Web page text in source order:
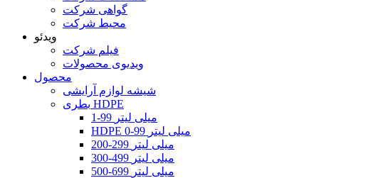
گواهی شرکت
محیط شرکت
ویدئو
فیلم شرکت
ویدیوی محصولات
محصول
شیشه لوازم آرایشی
بطری HDPE
1-99 میلی لیتر
HDPE 0-99 میلی لیتر
200-299 میلی لیتر
300-499 میلی لیتر
500-699 میلی لیتر